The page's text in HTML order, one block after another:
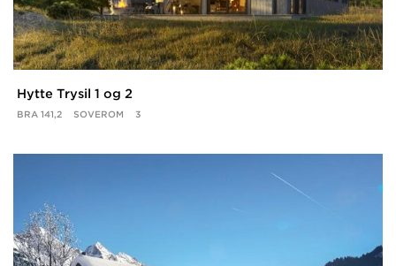
Hytte Trysil 1 og 2
BRA 141,2 SOVEROM 3